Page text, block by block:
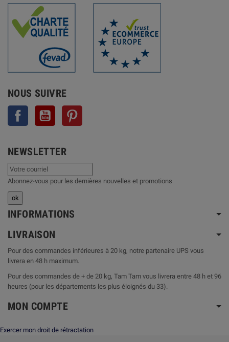
NOUS SUIVRE
Facebook YouTube
NEWSLETTER
Abonnez-vous pour les dernières nouvelles et promotions
INFORMATIONS
LIVRAISON
Pour des commandes inférieures à 20 kg, notre partenaire UPS vous
livrera en 48 h maximum.
Pour des commandes de + de 20 kg, Tam Tam vous livrera entre 48 h et 96
heures (pour les départements les plus éloignés du 33).
MON COMPTE
Exercer mon droit de rétractation